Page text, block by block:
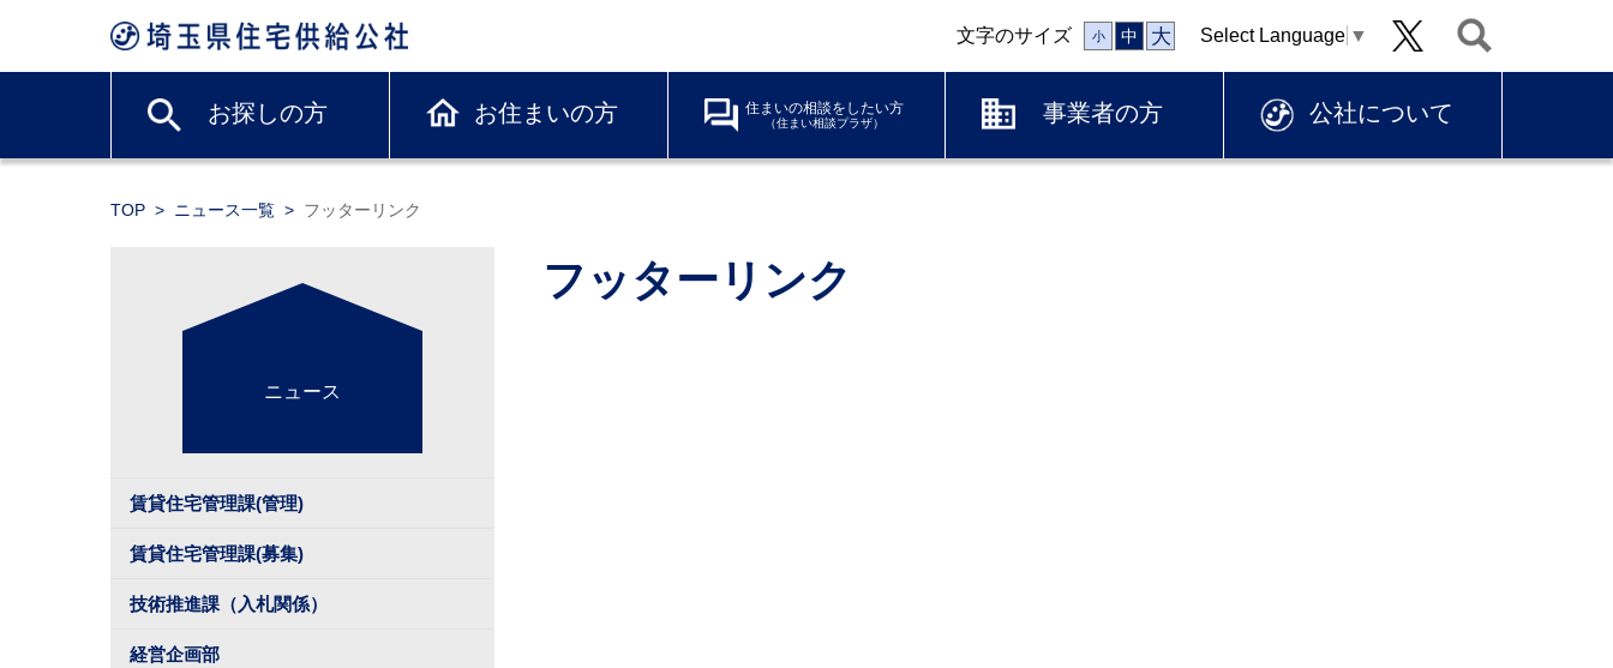
文字のサイズ 小 中 大 Select Language ▼
お探しの方 お住まいの方 住まいの相談をしたい方
（住まい相談プラザ） 事業者の方 公社について
TOP ニュース一覧 フッターリンク
ニュース
賃貸住宅管理課(管理)
賃貸住宅管理課(募集)
技術推進課（入札関係）
経営企画部
フッターリンク